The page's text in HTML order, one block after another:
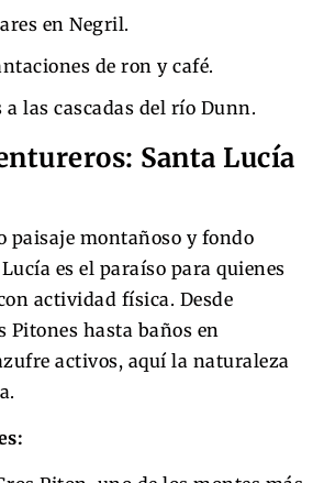
en Negril.
de ron y café.
a las cascadas del río Dunn.
Santa Lucía
paisaje montañoso y fondo
es el paraíso para quienes
actividad física. Desde
Pitones hasta baños en
activos, aquí la naturaleza